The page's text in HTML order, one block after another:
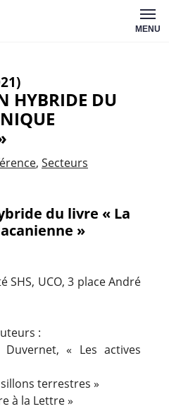
MENU
HYBRIDE DU
Secteurs
du livre « La
»
SHS, UCO, 3 place André
:
Duvernet, « Les actives
terrestres »
à la Lettre »